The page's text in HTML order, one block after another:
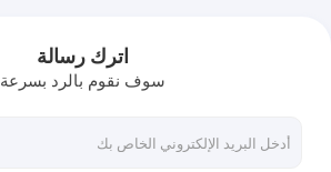
خواتم مجوهرات فضة استرليني
أقراط مجوهرات فضة استرليني
اترك رسالة
سوف نقوم بالرد بسرعة